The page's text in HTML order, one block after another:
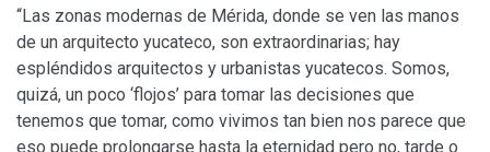
“Las zonas modernas de Mérida, donde se ven las manos
de un arquitecto yucateco, son extraordinarias; hay
espléndidos arquitectos y urbanistas yucatecos. Somos,
quizá, un poco ‘flojos’ para tomar las decisiones que
tenemos que tomar, como vivimos tan bien nos parece que
eso puede prolongarse hasta la eternidad pero no, tarde o